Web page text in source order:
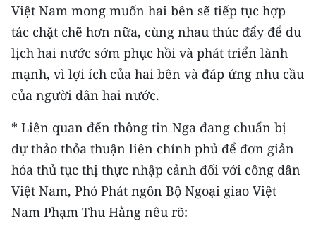
Media Thể thao
Media Giáo dục
Media Y tế
Media Khoa học - Công nghệ
Media Môi trường
Ảnh
Infographic
Việt Nam mong muốn hai bên sẽ tiếp tục hợp
tác chặt chẽ hơn nữa, cùng nhau thúc đẩy để du
lịch hai nước sớm phục hồi và phát triển lành
mạnh, vì lợi ích của hai bên và đáp ứng nhu cầu
của người dân hai nước.
* Liên quan đến thông tin Nga đang chuẩn bị
dự thảo thỏa thuận liên chính phủ để đơn giản
hóa thủ tục thị thực nhập cảnh đối với công dân
Việt Nam, Phó Phát ngôn Bộ Ngoại giao Việt
Nam Phạm Thu Hằng nêu rõ: